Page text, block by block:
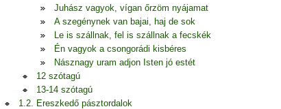
Juhász vagyok, vígan őrzöm nyájamat
A szegénynek van bajai, haj de sok
Le is szállnak, fel is szállnak a fecskék
Én vagyok a csongorádi kisbéres
Násznagy uram adjon Isten jó estét
12 szótagú
13-14 szótagú
1.2. Ereszkedő pásztordalok